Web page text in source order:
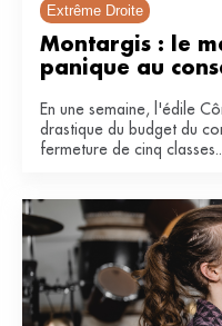
Extrême Droite
Montargis : le
En une semaine, l'édile
drastique du budget du
fermeture de cinq